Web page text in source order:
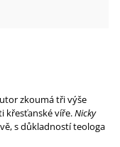
zkoumá tři výše
křesťanské víře.Nicky
s důkladností teologa